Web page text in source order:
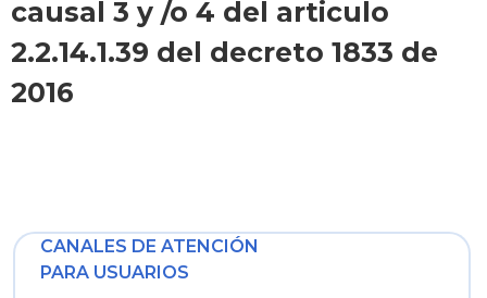
causal 3 y /o 4 del articulo
2.2.14.1.39 del decreto 1833 de
2016
CANALES DE ATENCIÓN
PARA USUARIOS